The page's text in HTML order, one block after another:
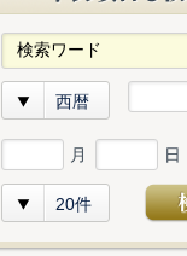
西暦
月 日
20件